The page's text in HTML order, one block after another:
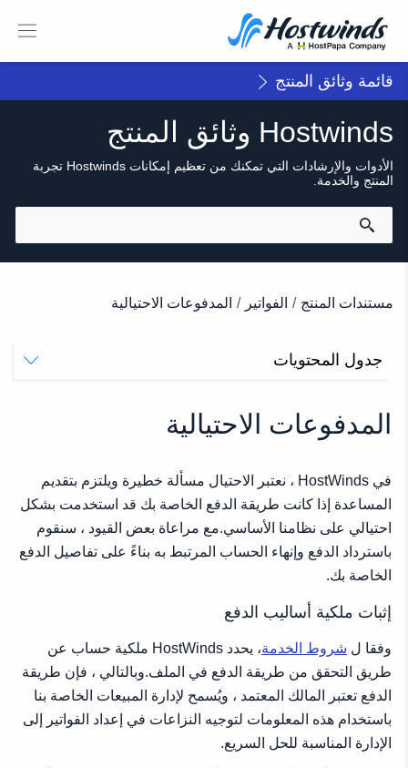
قائمة وثائق المنتج
Hostwinds وثائق المنتج
الأدوات والإرشادات التي تمكنك من تعظيم إمكانات Hostwinds تجربة
المنتج والخدمة.
مستندات المنتج / الفواتير / المدفوعات الاحتيالية
جدول المحتويات
إثبات ملكية بطاقة الائتمان
إثبات ملكية PayPal
المدفوعات الاحتيالية
في HostWinds ، نعتبر الاحتيال مسألة خطيرة ويلتزم بتقديم
المساعدة إذا كانت طريقة الدفع الخاصة بك قد استخدمت بشكل
احتيالي على نظامنا الأساسي.مع مراعاة بعض القيود ، سنقوم
باسترداد الدفع وإنهاء الحساب المرتبط به بناءً على تفاصيل الدفع
الخاصة بك.
إثبات ملكية أساليب الدفع
وفقا ل شروط الخدمة
، يحدد HostWinds ملكية حساب عن
طريق التحقق من طريقة الدفع في الملف.وبالتالي ، فإن طريقة
الدفع تعتبر المالك المعتمد ، ويُسمح لإدارة المبيعات الخاصة بنا
باستخدام هذه المعلومات لتوجيه النزاعات في إعداد الفواتير إلى
الإدارة المناسبة للحل السريع.